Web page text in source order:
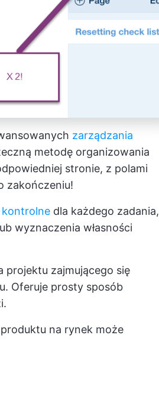
zarządzania
metodę organizowania
stronie, z polami
zakończeniu!
dla każdego zadania,
wyznaczenia własności
projektu zajmującego się
Oferuje prosty sposób
na rynek może